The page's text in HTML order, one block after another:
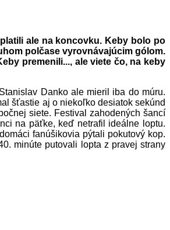
ale na koncovku. Keby bolo po
polčase vyrovnávajúcim gólom.
premenili..., ale viete čo, na keby
Danko ale mieril iba do múru.
šťastie aj o niekoľko desiatok sekúnd
siete. Festival zahodených šancí
na päťke, keď netrafil ideálne loptu.
fanúšikovia pýtali pokutový kop.
minúte putovali lopta z pravej strany